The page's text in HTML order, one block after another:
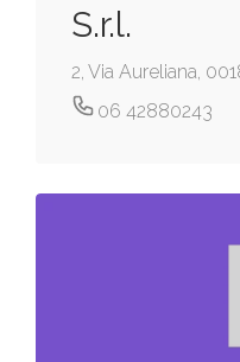
S.r.l.
2, Via Aureliana,
06 42880243